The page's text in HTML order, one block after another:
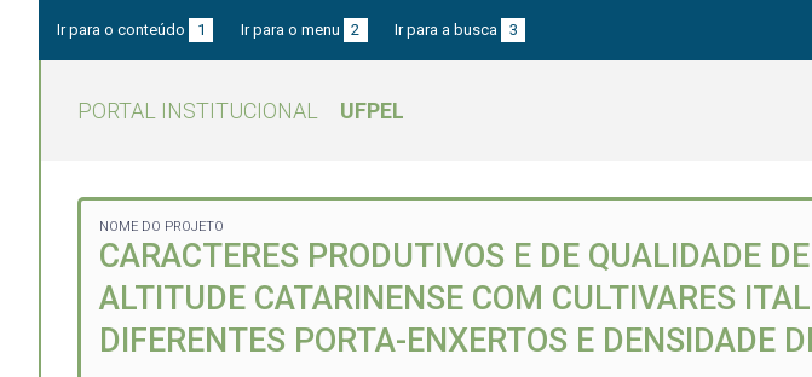
Ir para o conteúdo 1 Ir para o menu 2 Ir para a busca 3
PORTAL INSTITUCIONAL UFPEL
NOME DO PROJETO
CARACTERES PRODUTIVOS E DE QUALIDADE
ALTITUDE CATARINENSE COM CULTIVARES
DIFERENTES PORTA-ENXERTOS E DENSIDADE